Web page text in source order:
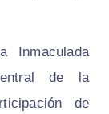
Inmaculada
de la
de